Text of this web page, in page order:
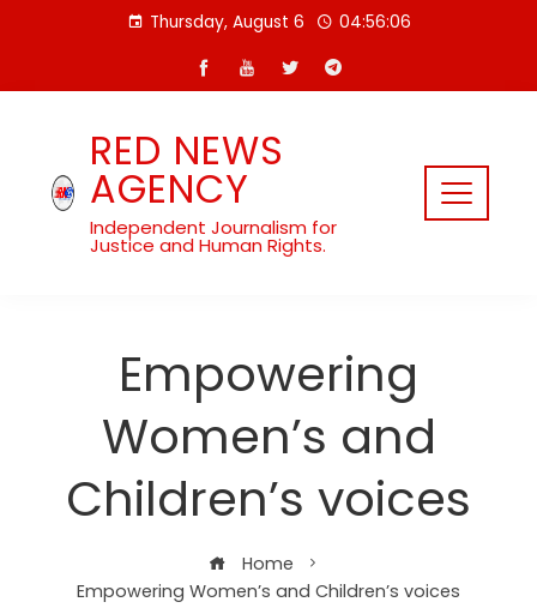
Thursday, August 6 04:56:07
RED NEWS
AGENCY
Independent Journalism for
Justice and Human Rights.
Empowering
Women’s and
Children’s voices
Home
Empowering Women’s and Children’s voices